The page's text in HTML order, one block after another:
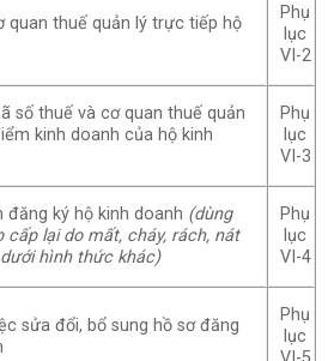
quan thuế quản lý trực tiếp hộ
Phụ
lục
VI-2
số thuế và cơ quan thuế quản
kinh doanh của hộ kinh
Phụ
lục
VI-3
đăng ký hộ kinh doanh (dùng
cấp lại do mất, cháy, rách, nát
hình thức khác)
Phụ
lục
VI-4
sửa đổi, bổ sung hồ sơ đăng
Phụ
lục